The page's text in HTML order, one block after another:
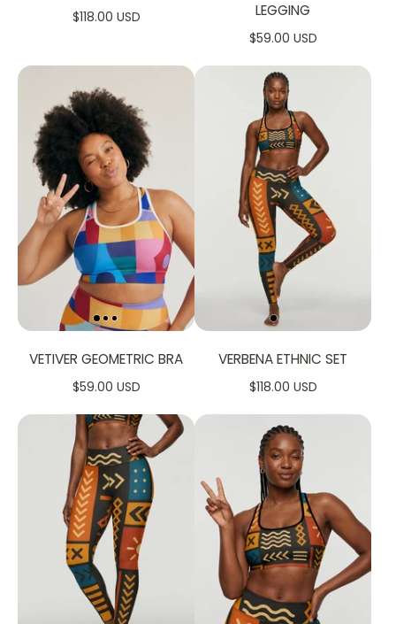
$118.00 USD
LEGGING
$59.00 USD
VETIVER GEOMETRIC BRA
$59.00 USD
VERBENA ETHNIC SET
$118.00 USD